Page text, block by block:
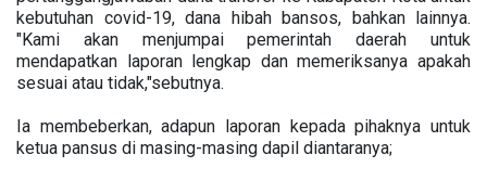
kebutuhan covid-19, dana hibah bansos, bahkan lainnya.
"Kami akan menjumpai pemerintah daerah untuk
mendapatkan laporan lengkap dan memeriksanya apakah
sesuai atau tidak,"sebutnya.
Ia membeberkan, adapun laporan kepada pihaknya untuk
ketua pansus di masing-masing dapil diantaranya;